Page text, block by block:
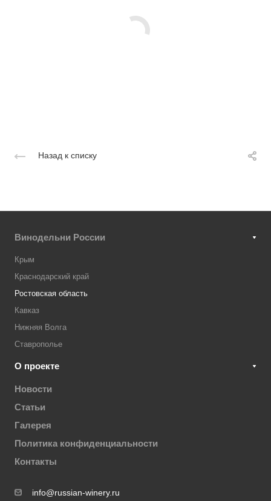
Назад к списку
Винодельни России
Крым
Краснодарский край
Ростовская область
Кавказ
Нижняя Волга
Ставрополье
О проекте
Новости
Статьи
Галерея
Политика конфиденциальности
Контакты
info@russian-winery.ru